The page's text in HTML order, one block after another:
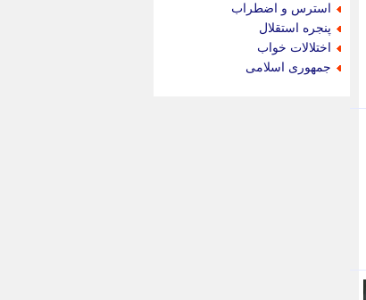
استرس و اضطراب
پنجره استقلال
اختلالات خواب
جمهوری اسلامی